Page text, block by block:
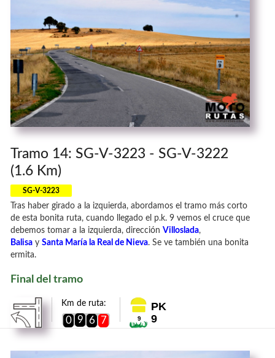
Tramo 14: SG-V-3223 - SG-V-3222
(1.6 Km)
SG-V-3223
Tras haber girado a la izquierda, abordamos el tramo más corto
de esta bonita ruta, cuando llegado el p.k. 9 vemos el cruce que
debemos tomar a la izquierda, dirección Villoslada,
Balisa y Santa María la Real de Nieva. Se ve también una bonita
ermita.
Final del tramo
Km de ruta:
0 9 6 7 9
PK
9